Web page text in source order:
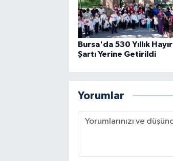
Bursa'da 530 Yıllık Hayır
Şartı Yerine Getirildi
Yorumlar